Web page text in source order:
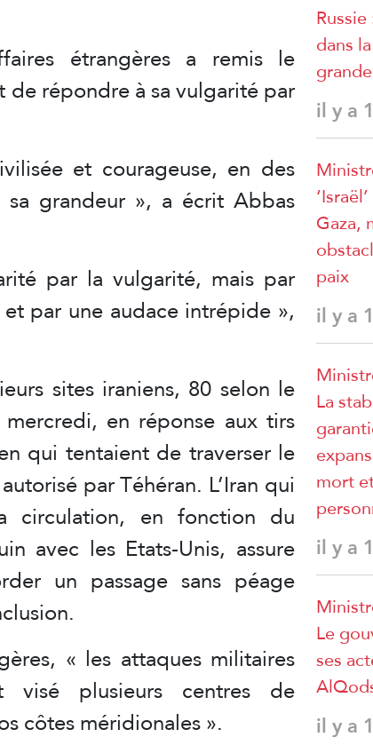
étrangères a remis le
de répondre à sa vulgarité par
et courageuse, en des
grandeur », a écrit Abbas
par la vulgarité, mais par
par une audace intrépide »,
sites iraniens, 80 selon le
en réponse aux tirs
qui tentaient de traverser le
par Téhéran. L’Iran qui
en fonction du
avec les Etats-Unis, assure
un passage sans péage
« les attaques militaires
visé plusieurs centres de
côtes méridionales ».
dans
il y a
Gaza,
paix
il y a
La
mort
il y a
Le
ses
il y a